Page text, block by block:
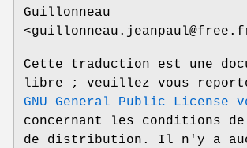
Guillonneau
Cette traduction est une
libre ; veuillez vous
GNU General Public License
concernant les conditions
de distribution. Il n'y a